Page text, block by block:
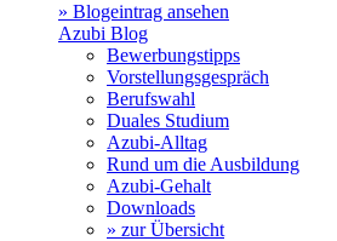
» Blogeintrag ansehen
Azubi Blog
Bewerbungstipps
Vorstellungsgespräch
Berufswahl
Duales Studium
Azubi-Alltag
Rund um die Ausbildung
Azubi-Gehalt
Downloads
» zur Übersicht